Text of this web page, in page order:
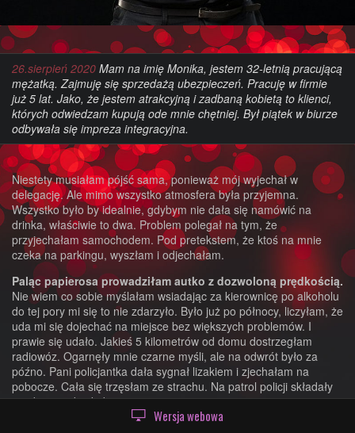
Wersja webowa
26.sierpień 2020 Mam na imię Monika, jestem 32-letnią pracującą
mężatką. Zajmuję się sprzedażą ubezpieczeń. Pracuję w firmie
już 5 lat. Jako, że jestem atrakcyjną i zadbaną kobietą to klienci,
których odwiedzam kupują ode mnie chętniej. Był piątek w biurze
odbywała się impreza integracyjna.
Niestety musiałam pójść sama, ponieważ mój wyjechał w
delegację. Ale mimo wszystko atmosfera była przyjemna.
Wszystko było by idealnie, gdybym nie dała się namówić na
drinka, właściwie to dwa. Problem polegał na tym, że
przyjechałam samochodem. Pod pretekstem, że ktoś na mnie
czeka na parkingu, wyszłam i odjechałam.
Paląc papierosa prowadziłam autko z dozwoloną prędkością.
Nie wiem co sobie myślałam wsiadając za kierownicę po alkoholu
do tej pory mi się to nie zdarzyło. Było już po północy, liczyłam, że
uda mi się dojechać na miejsce bez większych problemów. I
prawie się udało. Jakieś 5 kilometrów od domu dostrzegłam
radiowóz. Ogarnęły mnie czarne myśli, ale na odwrót było za
późno. Pani policjantka dała sygnał lizakiem i zjechałam na
pobocze. Cała się trzęsłam ze strachu. Na patrol policji składały
się dwie osoby, kobieta i mężczyzna.
- Dobry wieczór, kontrola trzeźwości - powiedział niskim głosem